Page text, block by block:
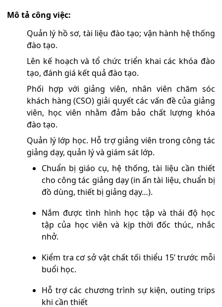
Mô tả công việc:
Quản lý hồ sơ, tài liệu đào tạo; vận hành hệ thống
đào tạo.
Lên kế hoạch và tổ chức triển khai các khóa đào
tạo, đánh giá kết quả đào tạo.
Phối hợp với giảng viên, nhân viên chăm sóc
khách hàng (CSO) giải quyết các vấn đề của giảng
viên, học viên nhằm đảm bảo chất lượng khóa
đào tạo.
Quản lý lớp học. Hỗ trợ giảng viên trong công tác
giảng dạy, quản lý và giám sát lớp.
Chuẩn bị giáo cụ, hệ thống, tài liệu cần thiết
cho công tác giảng dạy (in ấn tài liệu, chuẩn bị
đồ dùng, thiết bị giảng dạy…).
Nắm được tình hình học tập và thái độ học
tập của học viên và kịp thời đốc thúc, nhắc
nhở.
Kiểm tra cơ sở vật chất tối thiểu 15’ trước mỗi
buổi học.
Hỗ trợ các chương trình sự kiện, outing trips
khi cần thiết